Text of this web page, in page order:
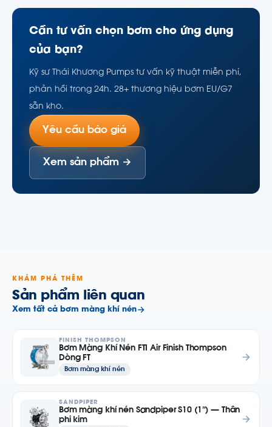
Cần tư vấn chọn bơm cho ứng dụng
của bạn?
Kỹ sư Thái Khương Pumps tư vấn kỹ thuật miễn phí,
phản hồi trong 24h. 28+ thương hiệu bơm EU/G7
sẵn kho.
Yêu cầu báo giá
Xem sản phẩm →
KHÁM PHÁ THÊM
Sản phẩm liên quan
Xem tất cả bơm màng khí nén
FINISH THOMPSON
Bơm Màng Khí Nén FTI Air Finish Thompson
Dòng FT
Bơm màng khí nén
SANDPIPER
Bơm màng khí nén Sandpiper S10 (1″) — Thân
phi kim